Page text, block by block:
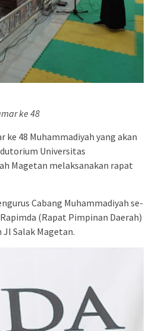
ke 48
48 Muhammadiyah yang akan
Universitas
Magetan melaksanakan rapat
Cabang Muhammadiyah se-
(Rapat Pimpinan Daerah)
Jl Salak Magetan.